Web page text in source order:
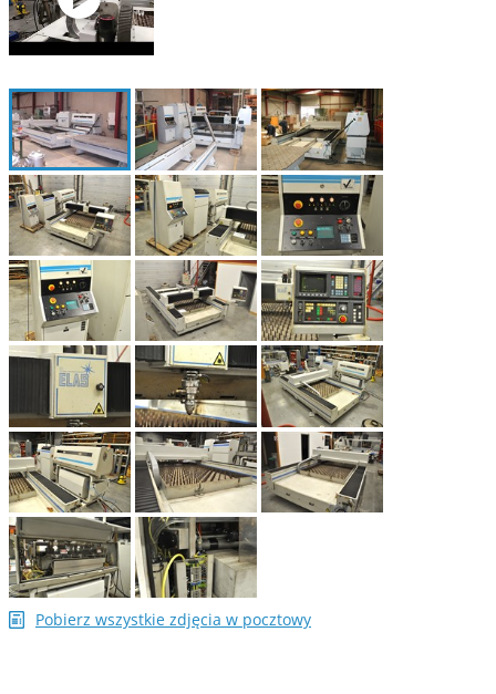
Pobierz wszystkie zdjęcia w pocztowy